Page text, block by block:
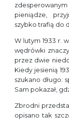
pieniądze,
szybko trafią do
W lutym 1933 r.
wędrówki
przez dwie
Kiedy jesienią
szukano długo:
Sam pokazał,
Zbrodni
opisano tak